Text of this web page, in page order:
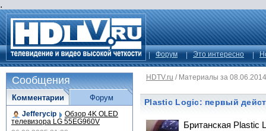
.
Форум Это интересно
HDTV.ru / Материалы за 08.06.2014
Plastic Logic: первый
Британская Plastic
Сообщения
Комментарии
Jefferycip Обзор 4K OLED
телевизора LG 55EG960V
Форум